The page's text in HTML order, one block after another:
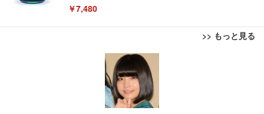
￥7,480
>> もっと見る
[EdoErgo] オフィスチェア 椅子 テレワーク 疲れな
い 跳ね上げ式アームレスト コンパクト 約105度ロッ
キング pc 事務椅子 360度回転 座面昇降 強化ナイロ
ン樹脂ベース 通気性メッシュ 在宅ワーク H-WY01
(黒網+黒枠+黒足)
EIZO ビジネス向けプレミアムモニター | FlexScan
EV3240X-WT | 31.5型4K UHD・USB Type-C・ホワ
￥105,595
Amazonベーシック ペットシーツ 薄型 レギュラー 1
回使い捨て 無香料 ホワイト 300枚